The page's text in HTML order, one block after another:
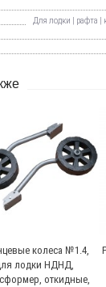
Для лодки | рафта |
колеса №1.4,
лодки НДНД,
откидные,